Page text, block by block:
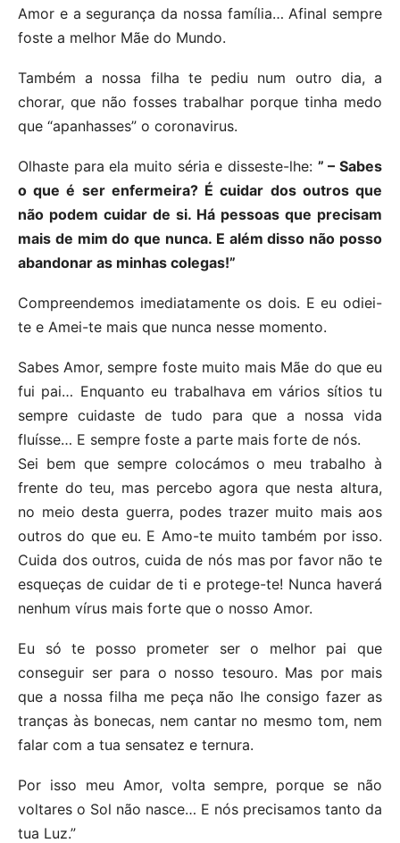
Amor e a segurança da nossa família… Afinal sempre
foste a melhor Mãe do Mundo.
Também a nossa filha te pediu num outro dia, a
chorar, que não fosses trabalhar porque tinha medo
que “apanhasses” o coronavirus.
Olhaste para ela muito séria e disseste-lhe: ” – Sabes
o que é ser enfermeira? É cuidar dos outros que
não podem cuidar de si. Há pessoas que precisam
mais de mim do que nunca. E além disso não posso
abandonar as minhas colegas!”
Compreendemos imediatamente os dois. E eu odiei-
te e Amei-te mais que nunca nesse momento.
Sabes Amor, sempre foste muito mais Mãe do que eu
fui pai… Enquanto eu trabalhava em vários sítios tu
sempre cuidaste de tudo para que a nossa vida
fluísse… E sempre foste a parte mais forte de nós.
Sei bem que sempre colocámos o meu trabalho à
frente do teu, mas percebo agora que nesta altura,
no meio desta guerra, podes trazer muito mais aos
outros do que eu. E Amo-te muito também por isso.
Cuida dos outros, cuida de nós mas por favor não te
esqueças de cuidar de ti e protege-te! Nunca haverá
nenhum vírus mais forte que o nosso Amor.
Eu só te posso prometer ser o melhor pai que
conseguir ser para o nosso tesouro. Mas por mais
que a nossa filha me peça não lhe consigo fazer as
tranças às bonecas, nem cantar no mesmo tom, nem
falar com a tua sensatez e ternura.
Por isso meu Amor, volta sempre, porque se não
voltares o Sol não nasce… E nós precisamos tanto da
tua Luz.”